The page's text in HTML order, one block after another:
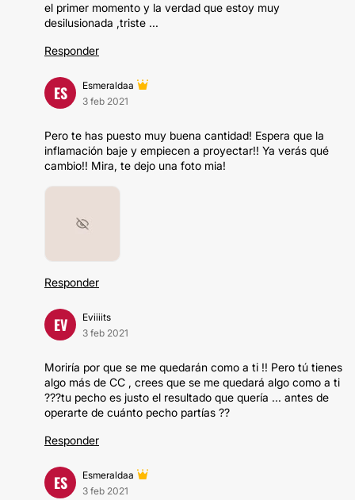
el primer momento y la verdad que estoy muy
desilusionada ,triste ...
Responder
ES
Esmeraldaa
3 feb 2021
Pero te has puesto muy buena cantidad! Espera que la
inflamación baje y empiecen a proyectar!! Ya verás qué
cambio!! Mira, te dejo una foto mia!
Responder
EV
Eviiiits
3 feb 2021
Moriría por que se me quedarán como a ti !! Pero tú tienes
algo más de CC , crees que se me quedará algo como a ti
???tu pecho es justo el resultado que quería ... antes de
operarte de cuánto pecho partías ??
Responder
ES
Esmeraldaa
3 feb 2021